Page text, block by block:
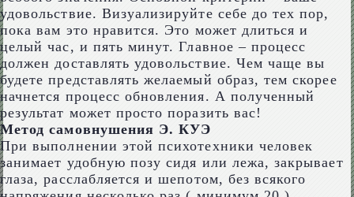
удовольствие. Визуализируйте себе до тех пор,
пока вам это нравится. Это может длиться и
целый час, и пять минут. Главное – процесс
должен доставлять удовольствие. Чем чаще вы
будете представлять желаемый образ, тем скорее
начнется процесс обновления. А полученный
результат может просто поразить вас!
Метод самовнушения Э. КУЭ
При выполнении этой психотехники человек
занимает удобную позу сидя или лежа, закрывает
глаза, расслабляется и шепотом, без всякого